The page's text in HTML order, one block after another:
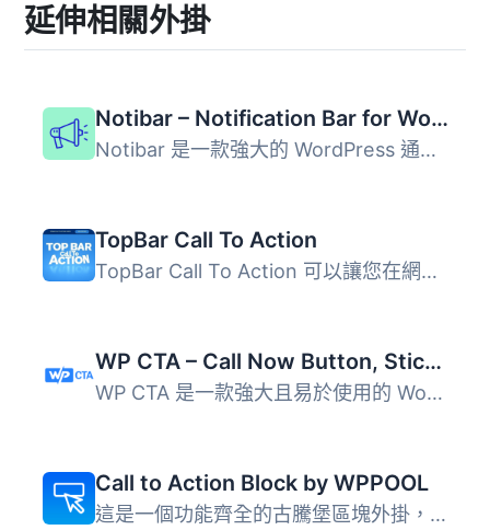
延伸相關外掛
Notibar – Notification Bar for WordPress
Notibar 是一款強大的 WordPress 通知欄外掛，允許用戶同時創...
TopBar Call To Action
TopBar Call To Action 可以讓您在網站中加入清爽優雅的頂欄...
WP CTA – Call Now Button, Sticky Button & Call to Action Builder
WP CTA 是一款強大且易於使用的 WordPress 外掛，旨在幫助您...
Call to Action Block by WPPOOL
這是一個功能齊全的古騰堡區塊外掛，提供擴展的自定義支援和...